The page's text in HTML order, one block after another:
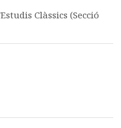
Clàssics (Secció